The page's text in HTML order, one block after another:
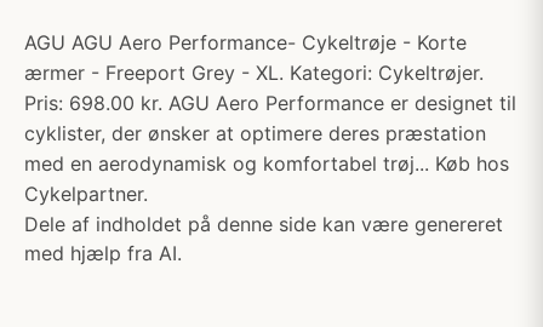
AGU AGU Aero Performance- Cykeltrøje - Korte
ærmer - Freeport Grey - XL. Kategori: Cykeltrøjer.
Pris: 698.00 kr. AGU Aero Performance er designet til
cyklister, der ønsker at optimere deres præstation
med en aerodynamisk og komfortabel trøj... Køb hos
Cykelpartner.
Dele af indholdet på denne side kan være genereret
med hjælp fra AI.